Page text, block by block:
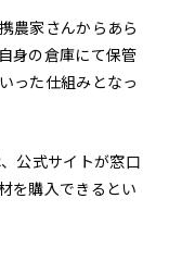
農家さんからあら
身の倉庫にて保管
った仕組みとなっ
公式サイトが窓口
を購入できるとい